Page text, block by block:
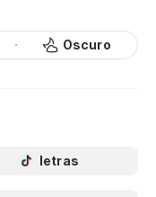
Oscuro
letras